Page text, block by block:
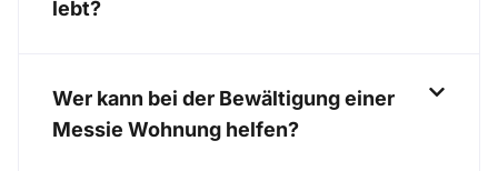
lebt?
Wer kann bei der Bewältigung einer
Messie Wohnung helfen?